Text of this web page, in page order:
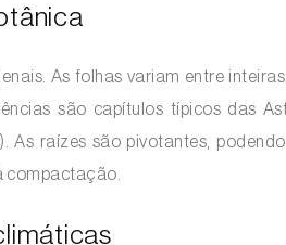
As folhas variam entre
são capítulos típicos das
). As raízes são pivotantes,
compactação.